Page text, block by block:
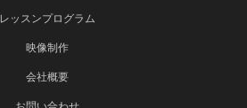
レッスンプログラム
映像制作
会社概要